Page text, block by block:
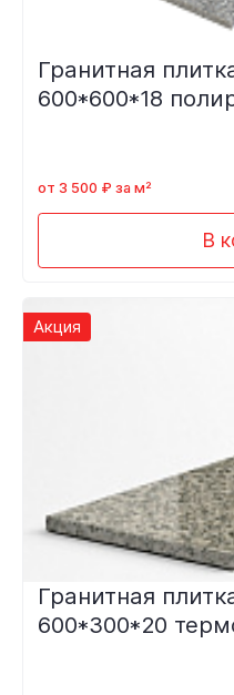
Гранитная
600*600*18
от 3 500 ₽ за м²
В
Акция
Гранитная
600*300*20